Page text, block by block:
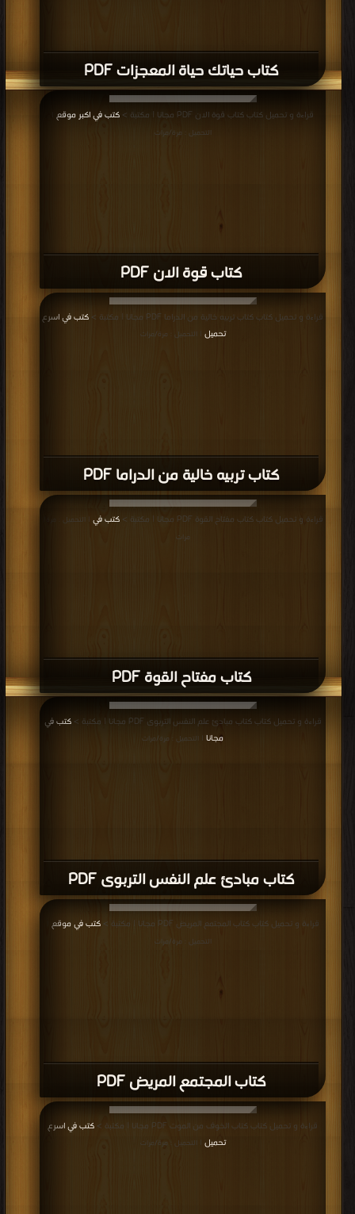
كتاب حياتك حياة المعجزات PDF
كتاب قوة الان PDF
قراءة و تحميل كتاب كتاب قوة الان PDF مجانا | مكتبة > كتب في اكبر موقع
التحميل : مرة/مرات
كتاب تربيه خالية من الدراما PDF
قراءة و تحميل كتاب كتاب تربيه خالية من الدراما PDF مجانا | مكتبة >
كتب في اسرع
تحميل
| التحميل : مرة/مرات
كتاب مفتاح القوة PDF
قراءة و تحميل كتاب كتاب مفتاح القوة PDF مجانا | مكتبة > كتب في
| التحميل : مرة/
مرات
كتاب مبادئ علم النفس التربوى PDF
قراءة و تحميل كتاب كتاب مبادئ علم النفس التربوى PDF مجانا | مكتبة >
كتب في
مجانا | التحميل : مرة/مرات
كتاب المجتمع المريض PDF
قراءة و تحميل كتاب كتاب المجتمع المريض PDF مجانا | مكتبة > كتب في موقع
التحميل : مرة/مرات
قراءة و تحميل كتاب كتاب الخوف من الموت PDF مجانا | مكتبة >
كتب في اسرع
تحميل
| التحميل : مرة/مرات